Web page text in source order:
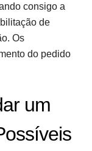
consigo a
de
Os
do pedido
um